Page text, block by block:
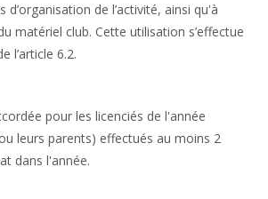
de l’activité, ainsi qu'à
matériel club. Cette utilisation s’effectue
l’article 6.2.
pour les licenciés de l'année
leurs parents) effectués au moins 2
dans l'année.